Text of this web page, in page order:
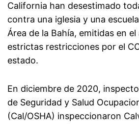
California han desestimado
contra una iglesia y una
Área de la Bahía, emitidas en
estrictas restricciones por el
estado.
En diciembre de 2020,
de Seguridad y Salud
(Cal/OSHA) inspeccionaron